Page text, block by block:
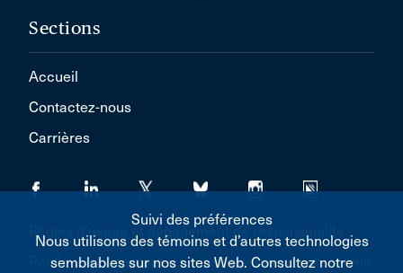
Sections
Accueil
Contactez-nous
Carrières
Règles d'usage et dégagement de responsabilité
Politique concernant les renseignements personnels
Suivi des préférences
Nous utilisons des témoins et d’autres technologies
semblables sur nos sites Web. Consultez notre